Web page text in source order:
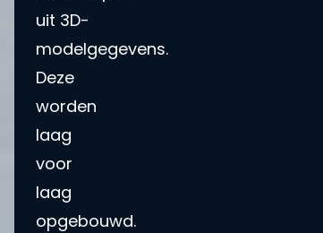
uit 3D-
modelgegevens.
Deze
worden
laag
voor
laag
opgebouwd.